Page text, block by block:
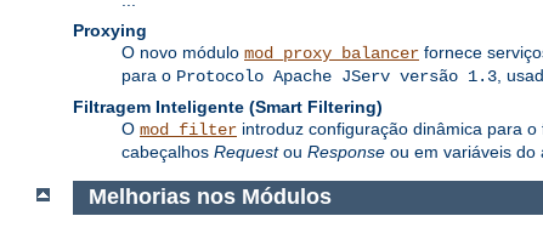
Proxying
O novo módulo mod_proxy_balancer fornece
para o Protocolo Apache JServ versão 1.3 ,
Filtragem Inteligente (Smart Filtering)
O mod_filter introduz configuração dinâmica para
cabeçalhos Requestou Response ou em variáveis do
Melhorias nos Módulos